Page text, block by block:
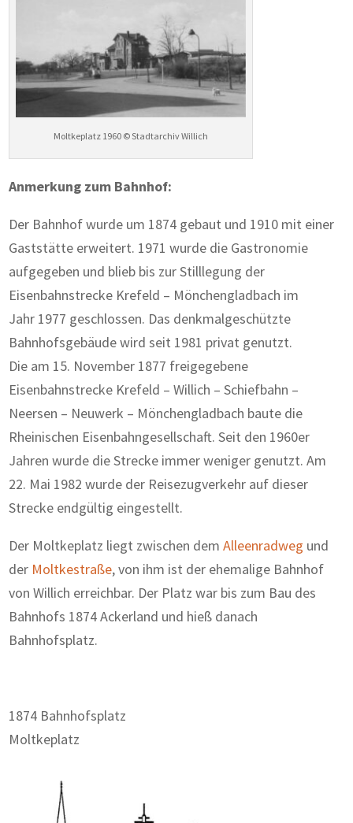
Moltkeplatz 1960 © Stadtarchiv Willich
Anmerkung zum Bahnhof:
Der Bahnhof wurde um 1874 gebaut und 1910 mit einer
Gaststätte erweitert. 1971 wurde die Gastronomie
aufgegeben und blieb bis zur Stilllegung der
Eisenbahnstrecke Krefeld – Mönchengladbach im
Jahr 1977 geschlossen. Das denkmalgeschützte
Bahnhofsgebäude wird seit 1981 privat genutzt.
Die am 15. November 1877 freigegebene
Eisenbahnstrecke Krefeld – Willich – Schiefbahn –
Neersen – Neuwerk – Mönchengladbach baute die
Rheinischen Eisenbahngesellschaft. Seit den 1960er
Jahren wurde die Strecke immer weniger genutzt. Am
22. Mai 1982 wurde der Reisezugverkehr auf dieser
Strecke endgültig eingestellt.
Der Moltkeplatz liegt zwischen demAlleenradweg und
der Moltkestraße, von ihm ist der ehemalige Bahnhof
von Willich erreichbar. Der Platz war bis zum Bau des
Bahnhofs 1874 Ackerland und hieß danach
Bahnhofsplatz.
1874 Bahnhofsplatz
Moltkeplatz